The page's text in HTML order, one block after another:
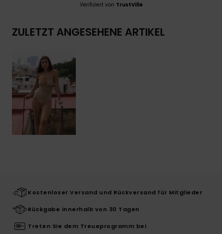
Verifiziert von TrustVille
ZULETZT ANGESEHENE ARTIKEL
Kostenloser Versand und Rückversand für Mitglieder
Rückgabe innerhalb von 30 Tagen
Treten Sie dem Treueprogramm bei